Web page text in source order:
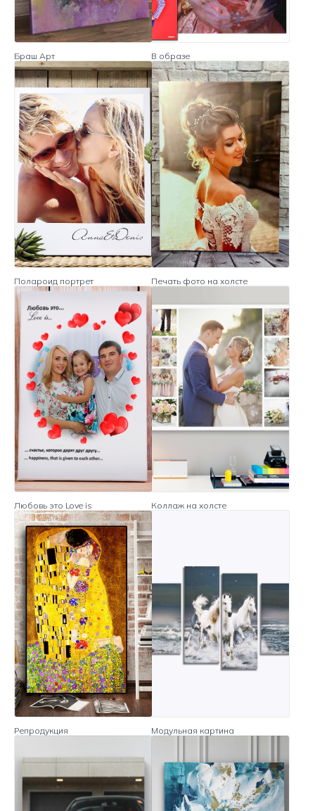
Браш Арт В образе
Полароид портрет Печать фото на холсте
Любовь это Love is Коллаж на холсте
Репродукция Модульная картина